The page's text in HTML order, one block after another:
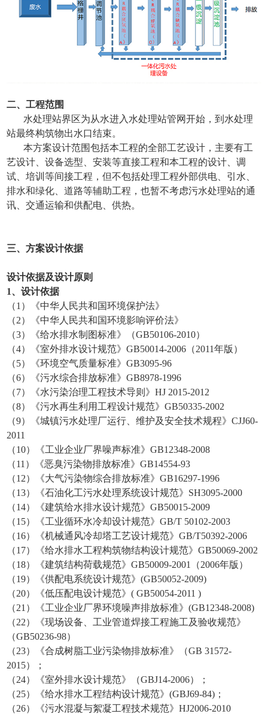
二、工程范围
水处理站界区为从水进入水处理站管网开始，到水处理
站最终构筑物出水口结束。
本方案设计范围包括本工程的全部工艺设计，主要有工
艺设计、设备选型、安装等直接工程和本工程的设计、调
试、培训等间接工程，但不包括处理工程外部供电、引水、
排水和绿化、道路等辅助工程，也暂不考虑污水处理站的通
讯、交通运输和供配电、供热。
三、方案设计依据
设计依据及设计原则
1、设计依据
（1）《中华人民共和国环境保护法》
（2）《中华人民共和国环境影响评价法》
（3）《给水排水制图标准》（GB50106-2010）
（4）《室外排水设计规范》GB50014-2006（2011年版）
（5）《环境空气质量标准》GB3095-96
（6）《污水综合排放标准》GB8978-1996
（7）《水污染治理工程技术导则》HJ 2015-2012
（8）《污水再生利用工程设计规范》GB50335-2002
（9）《城镇污水处理厂运行、维护及安全技术规程》CJJ60-
2011
（10）《工业企业厂界噪声标准》GB12348-2008
（11）《恶臭污染物排放标准》GB14554-93
（12）《大气污染物综合排放标准》GB16297-1996
（13）《石油化工污水处理系统设计规范》SH3095-2000
（14）《建筑给水排水设计规范》GB50015-2009
（15）《工业循环水冷却设计规范》GB/T 50102-2003
（16）《机械通风冷却塔工艺设计规范》GB/T50392-2006
（17）《给水排水工程构筑物结构设计规范》GB50069-2002
（18）《建筑结构荷载规范》GB50009-2001（2006年版）
（19）《供配电系统设计规范》(GB50052-2009)
（20）《低压配电设计规范》( GB50054-2011 )
（21）《工业企业厂界环境噪声排放标准》(GB12348-2008)
（22）《现场设备、工业管道焊接工程施工及验收规范》
（GB50236-98）
（23）《合成树脂工业污染物排放标准》（GB 31572-
2015）；
（24）《室外排水设计规范》（GBJ14-2006）；
（25）《给水排水工程结构设计规范》(GBJ69-84)；
（26）《污水混凝与絮凝工程技术规范》HJ2006-2010